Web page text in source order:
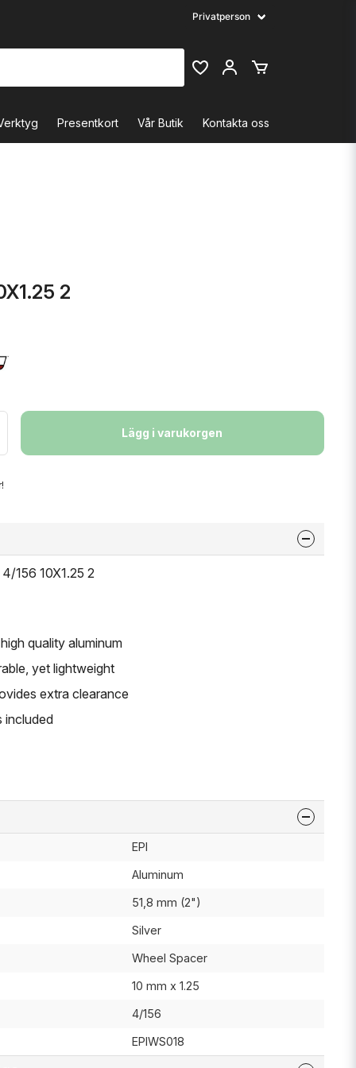
Presentkort Vår Butik Kontakta oss
2
Lägg i varukorgen
156 10X1.25 2
quality aluminum
yet lightweight
extra clearance
included
EPI
Aluminum
51,8 mm (2")
Silver
Wheel Spacer
10 mm x 1.25
4/156
EPIWS018